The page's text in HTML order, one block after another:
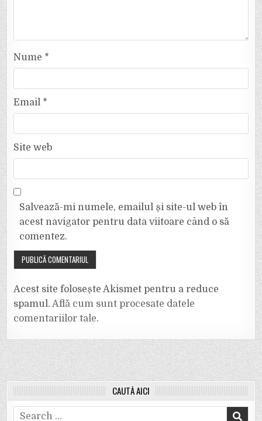
Nume *
Email *
Site web
Salvează-mi numele, emailul și site-ul web în
acest navigator pentru data viitoare când o să
comentez.
Acest site folosește Akismet pentru a reduce
spamul.Află cum sunt procesate datele
comentariilor tale.
CAUTĂ AICI
Search